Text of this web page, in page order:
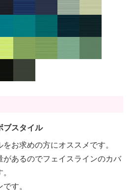
ブスタイル
お求めの方にオススメです。
があるのでフェイスラインのカバ
す。